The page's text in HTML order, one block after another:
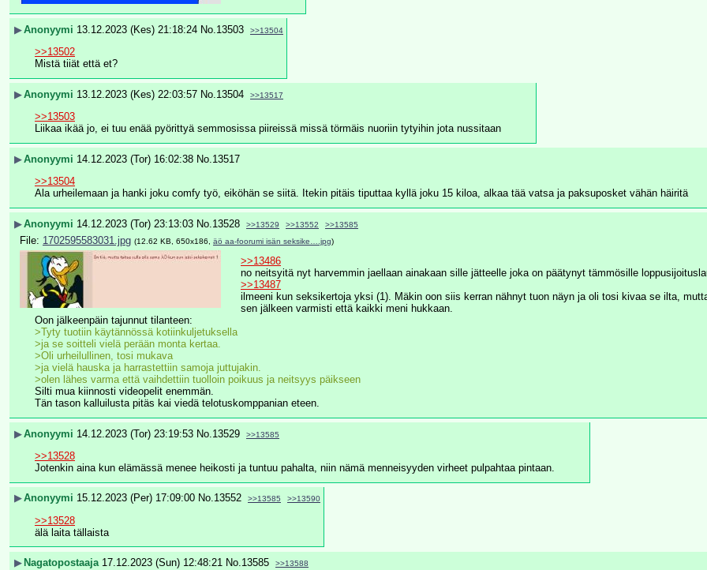
▶Anonyymi 13.12.2023 (Kes) 21:18:24 No. 13503 >>13504
>>13502
Mistä tiiät että et?
▶Anonyymi 13.12.2023 (Kes) 22:03:57 No. 13504 >>13517
>>13503
Liikaa ikää jo, ei tuu enää pyörittyä semmosissa piireissä missä törmäis nuoriin tytyihin jota nussitaan
▶Anonyymi 14.12.2023 (Tor) 16:02:38 No. 13517
>>13504
Ala urheilemaan ja hanki joku comfy työ, eiköhän se siitä. Itekin pitäis tiputtaa kyllä joku 15 kiloa, alkaa tää vatsa ja paksuposket vähän häiritä
▶Anonyymi 14.12.2023 (Tor) 23:13:03 No. 13528 >>13529 >>13552 >>13585
File: 1702595583031.jpg (12.62 KB, 650x186, äö aa-foorumi isän seksike….jpg)
>>13486
no neitsyitä nyt harvemmin jaellaan ainakaan sille jätteelle joka on päätynyt tämmösille
>>13487
ilmeeni kun seksikertoja yksi (1). Mäkin oon siis kerran nähnyt tuon näyn ja oli tosi kivaa se ilta,
sen jälkeen varmisti että kaikki meni hukkaan.
Oon jälkeenpäin tajunnut tilanteen:
>Tyty tuotiin käytännössä kotiinkuljetuksella
>ja se soitteli vielä perään monta kertaa.
>Oli urheilullinen, tosi mukava
>ja vielä hauska ja harrastettiin samoja juttujakin.
>olen lähes varma että vaihdettiin tuolloin poikuus ja neitsyys päikseen
Silti mua kiinnosti videopelit enemmän.
Tän tason kalluilusta pitäs kai viedä telotuskomppanian eteen.
▶Anonyymi 14.12.2023 (Tor) 23:19:53 No. 13529 >>13585
>>13528
Jotenkin aina kun elämässä menee heikosti ja tuntuu pahalta, niin nämä menneisyyden virheet pulpahtaa pintaan.
▶Anonyymi 15.12.2023 (Per) 17:09:00 No.13552 >>13585 >>13590
>>13528
älä laita tällaista
▶ Nagatopostaaja 17.12.2023 (Sun) 12:48:21 No.13585 >>13588